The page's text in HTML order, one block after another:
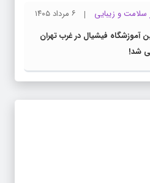
سلامت و زیبایی
۶ مرداد ۱۴۰۵
آموزشگاه فیشیال در غرب تهران
شد!